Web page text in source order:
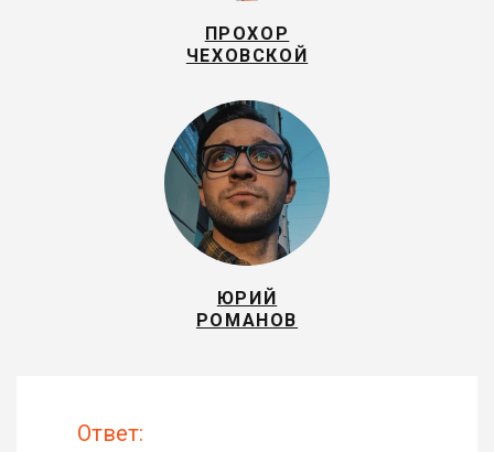
ПРОХОР
ЧЕХОВСКОЙ
ЮРИЙ
РОМАНОВ
Ответ: